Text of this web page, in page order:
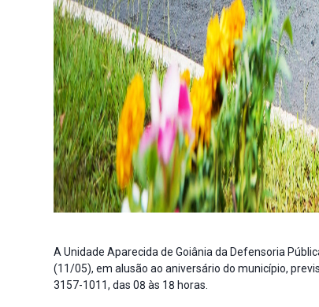
A Unidade Aparecida de Goiânia da Defensoria
(11/05), em alusão ao aniversário do município,
3157-1011, das 08 às 18 horas.